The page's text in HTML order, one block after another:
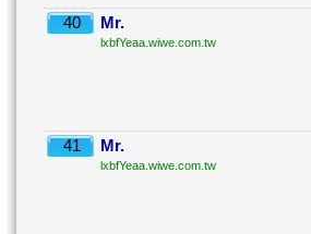
40 Mr.
lxbfYeaa.wiwe.com.tw
41 Mr.
lxbfYeaa.wiwe.com.tw